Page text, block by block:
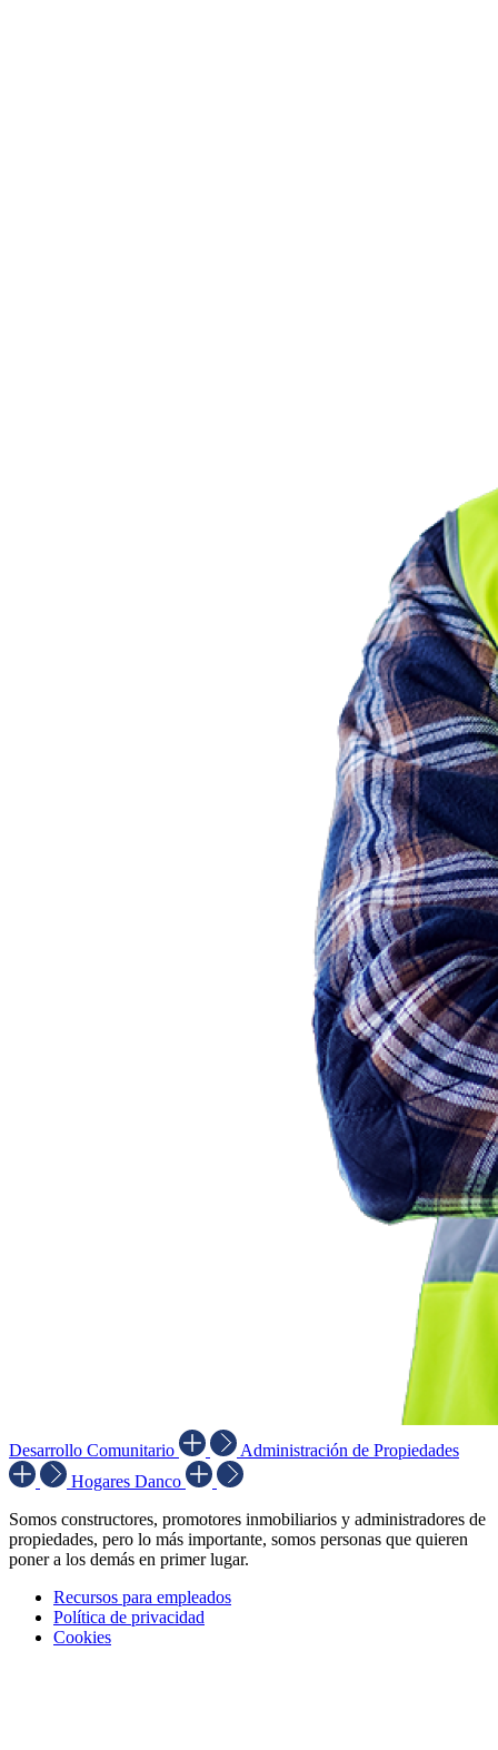
Desarrollo Comunitario
Administración de Propiedades
Hogares Danco
Somos constructores, promotores inmobiliarios y administradores de
propiedades, pero lo más importante, somos personas que quieren
poner a los demás en primer lugar.
Recursos para empleados
Política de privacidad
Cookies